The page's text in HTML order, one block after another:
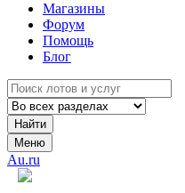
Магазины
Форум
Помощь
Блог
Найти
Меню
Au.ru